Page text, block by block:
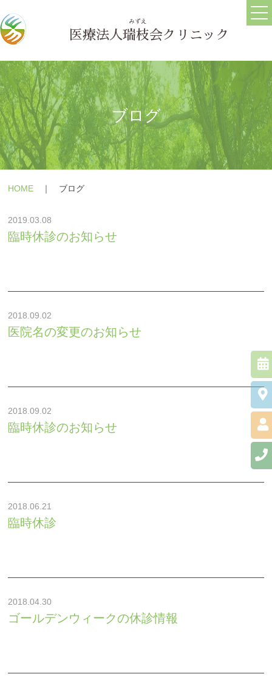
医療法人瑞枝会クリニック
ホーム
医院情報
ブログ
求人情報
うつ病
躁うつ病
大人の発達障害(ASD・
ADHD)
統合失調症
身体にかかわる症状が
る方
メールフォーム
ブログ
HOME ｜ ブログ
2019.03.08
臨時休診のお知らせ
2018.09.02
医院名の変更のお知らせ
2018.09.02
臨時休診のお知らせ
2018.06.21
臨時休診
2018.04.30
ゴールデンウィークの休診情報